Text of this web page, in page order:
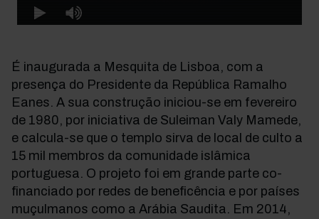
É inaugurada a Mesquita de Lisboa, com a
presença do Presidente da República Ramalho
Eanes. A sua construção iniciou-se em fevereiro
de 1980, por iniciativa de Suleiman Valy Mamede,
e calcula-se que o templo sirva de local de culto a
15 mil membros da comunidade islâmica
portuguesa. O projeto foi em grande parte co-
financiado por redes de beneficência e por países
muçulmanos como a Arábia Saudita. Em 2014,